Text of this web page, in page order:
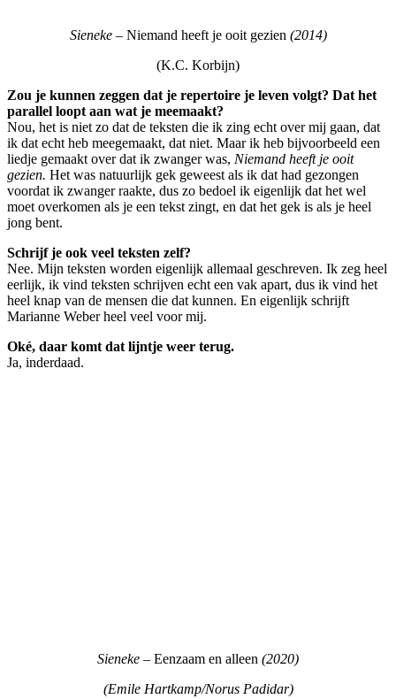
Sieneke – Niemand heeft je ooit gezien (2014)
(K.C. Korbijn)
Zou je kunnen zeggen dat je repertoire je leven volgt? Dat het
parallel loopt aan wat je meemaakt?
Nou, het is niet zo dat de teksten die ik zing echt over mij gaan, dat
ik dat echt heb meegemaakt, dat niet. Maar ik heb bijvoorbeeld een
liedje gemaakt over dat ik zwanger was, Niemand heeft je ooit
gezien. Het was natuurlijk gek geweest als ik dat had gezongen
voordat ik zwanger raakte, dus zo bedoel ik eigenlijk dat het wel
moet overkomen als je een tekst zingt, en dat het gek is als je heel
jong bent.
Schrijf je ook veel teksten zelf?
Nee. Mijn teksten worden eigenlijk allemaal geschreven. Ik zeg heel
eerlijk, ik vind teksten schrijven echt een vak apart, dus ik vind het
heel knap van de mensen die dat kunnen. En eigenlijk schrijft
Marianne Weber heel veel voor mij.
Oké, daar komt dat lijntje weer terug.
Ja, inderdaad.
Sieneke – Eenzaam en alleen (2020)
(Emile Hartkamp/Norus Padidar)